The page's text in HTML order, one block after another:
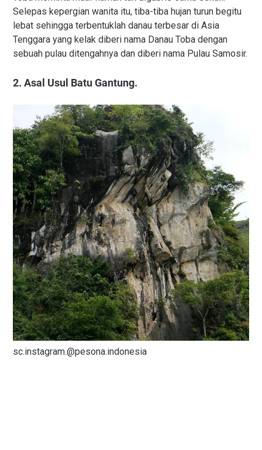
Selepas kepergian wanita itu, tiba-tiba hujan turun begitu
lebat sehingga terbentuklah danau terbesar di Asia
Tenggara yang kelak diberi nama Danau Toba dengan
sebuah pulau ditengahnya dan diberi nama Pulau Samosir.
2. Asal Usul Batu Gantung.
sc.instagram.@pesona.indonesia